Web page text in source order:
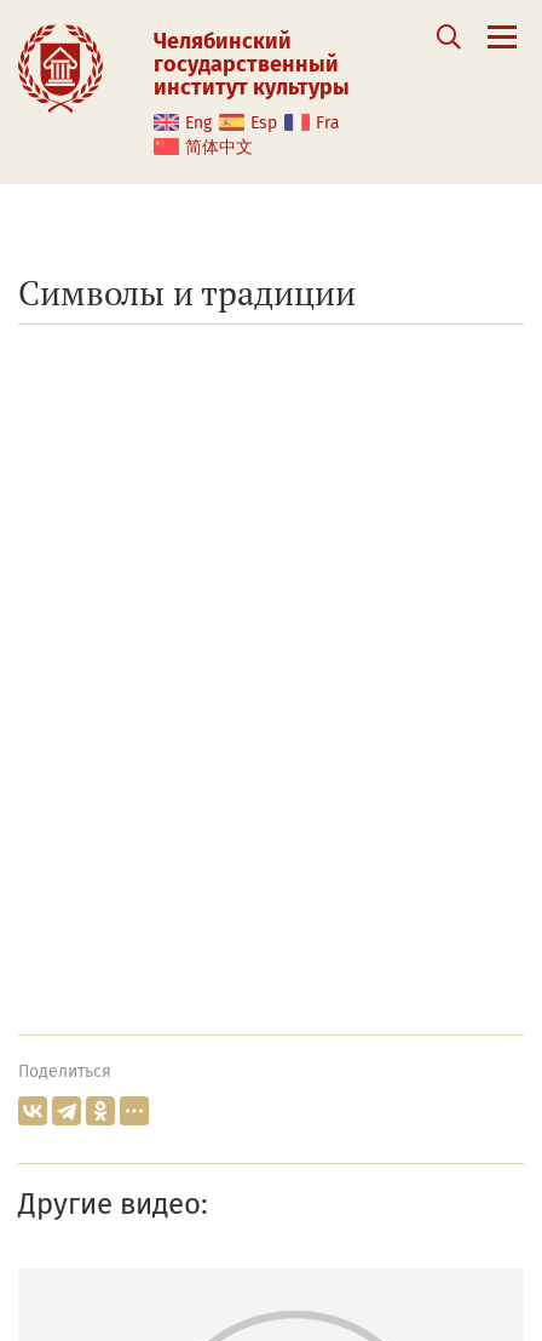
Челябинский
государственный
институт культуры
Eng Esp
Fra
简体中文
Символы и традиции
Поделиться
Другие видео: